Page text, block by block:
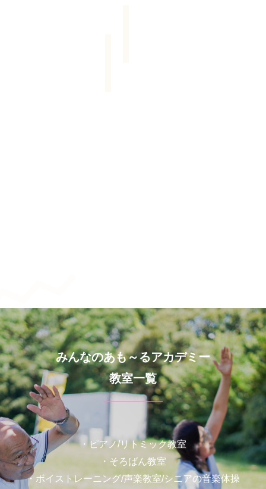
みんなのあも～るアカデミー
教室一覧
・ピアノ/リトミック教室
・そろばん教室
・ボイストレーニング/声楽教室/シニアの音楽体操